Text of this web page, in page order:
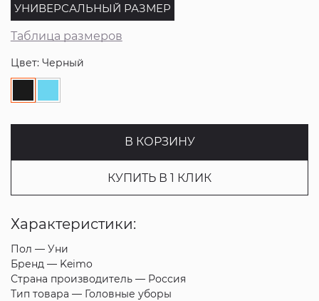
УНИВЕРСАЛЬНЫЙ РАЗМЕР
Таблица размеров
Цвет: Черный
В КОРЗИНУ
КУПИТЬ В 1 КЛИК
Характеристики:
Пол — Уни
Бренд — Keimo
Страна производитель — Россия
Тип товара — Головные уборы